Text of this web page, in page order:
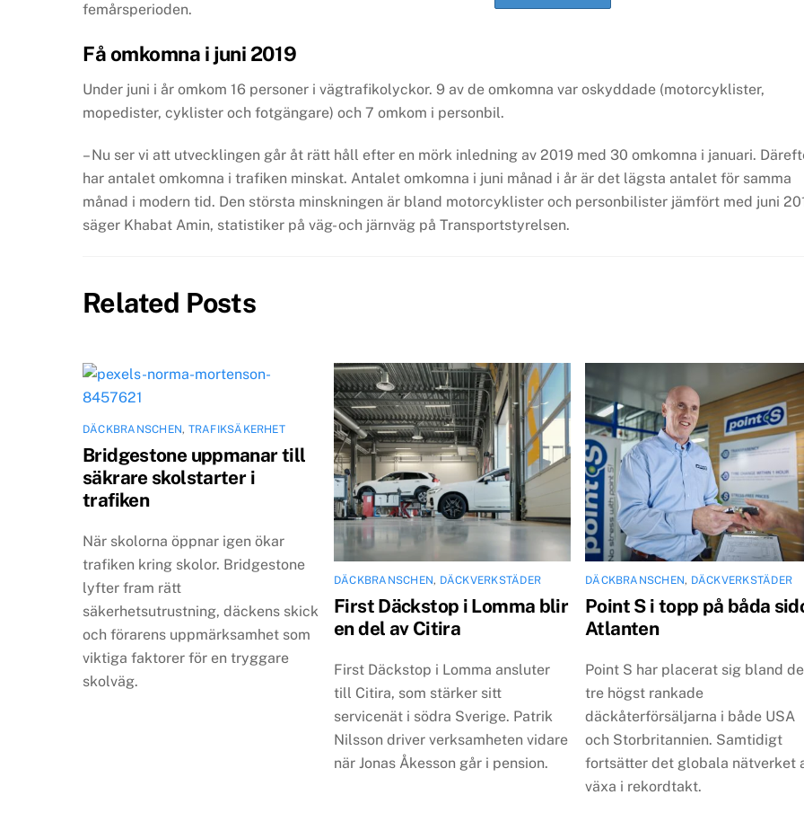
femårsperioden.
Få omkomna i juni 2019
Under juni i år omkom 16 personer i vägtrafikolyckor. 9 av de omkomna var oskyddade (motorcyklister,
mopedister, cyklister och fotgängare) och 7 omkom i personbil.
– Nu ser vi att utvecklingen går åt rätt håll efter en mörk inledning av 2019 med 30 omkomna i januari.
har antalet omkomna i trafiken minskat. Antalet omkomna i juni månad i år är det lägsta antalet för samma
månad i modern tid. Den största minskningen är bland motorcyklister och personbilister jämfört med juni
säger Khabat Amin, statistiker på väg- och järnväg på Transportstyrelsen.
Related Posts
DÄCKBRANSCHEN, TRAFIKSÄKERHET
Bridgestone uppmanar till
säkrare skolstarter i
trafiken
När skolorna öppnar igen ökar
trafiken kring skolor. Bridgestone
lyfter fram rätt
säkerhetsutrustning, däckens skick
och förarens uppmärksamhet som
viktiga faktorer för en tryggare
skolväg.
DÄCKBRANSCHEN, DÄCKVERKSTÄDER
First Däckstop i Lomma blir
en del av Citira
First Däckstop i Lomma ansluter
till Citira, som stärker sitt
servicenät i södra Sverige. Patrik
Nilsson driver verksamheten vidare
när Jonas Åkesson går i pension.
DÄCKBRANSCHEN, DÄCKVERKSTÄDER
Point S i topp på båda
Atlanten
Point S har placerat sig bland de
tre högst rankade
däckåterförsäljarna i både USA
och Storbritannien. Samtidigt
fortsätter det globala nätverket
växa i rekordtakt.